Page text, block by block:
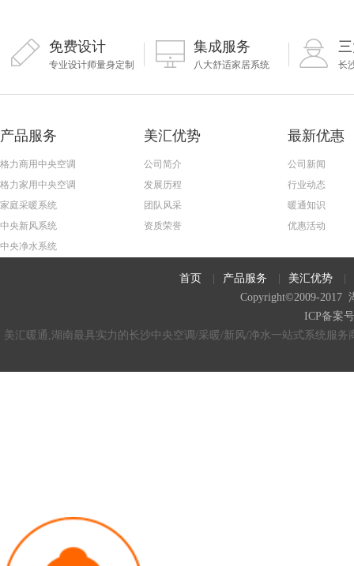
免费设计
专业设计师量身定制
集成服务
八大舒适家居系统 长
产品服务
格力商用中央空调
格力家用中央空调
家庭采暖系统
中央新风系统
中央净水系统
美汇优势
公司简介
发展历程
团队风采
资质荣誉
最新优惠
公司新闻
行业动态
暖通知识
优惠活动
首页 产品服务 美汇优势
Copyright©2009-2017
ICP备案
美汇暖通,湖南最具实力的长沙中央空调/采暖/新风/净水一站式系统服